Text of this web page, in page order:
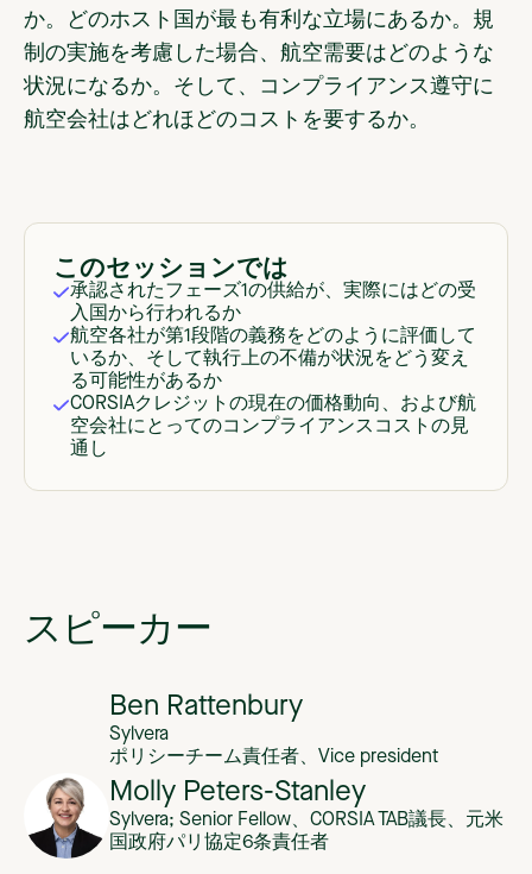
か。どのホスト国が最も有利な立場にあるか。規
制の実施を考慮した場合、航空需要はどのような
状況になるか。そして、コンプライアンス遵守に
航空会社はどれほどのコストを要するか。
このセッションでは
承認されたフェーズ1の供給が、実際にはどの受
入国から行われるか
航空各社が第1段階の義務をどのように評価して
いるか、そして執行上の不備が状況をどう変え
る可能性があるか
CORSIAクレジットの現在の価格動向、および航
空会社にとってのコンプライアンスコストの見
通し
スピーカー
Ben Rattenbury
Sylvera
ポリシーチーム責任者、Vice president
Molly Peters-Stanley
Sylvera; Senior Fellow、CORSIA TAB議長、元米
国政府パリ協定6条責任者